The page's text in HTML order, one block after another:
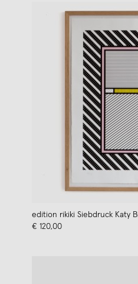
edition rikiki Siebdruck Katy
€ 120,00